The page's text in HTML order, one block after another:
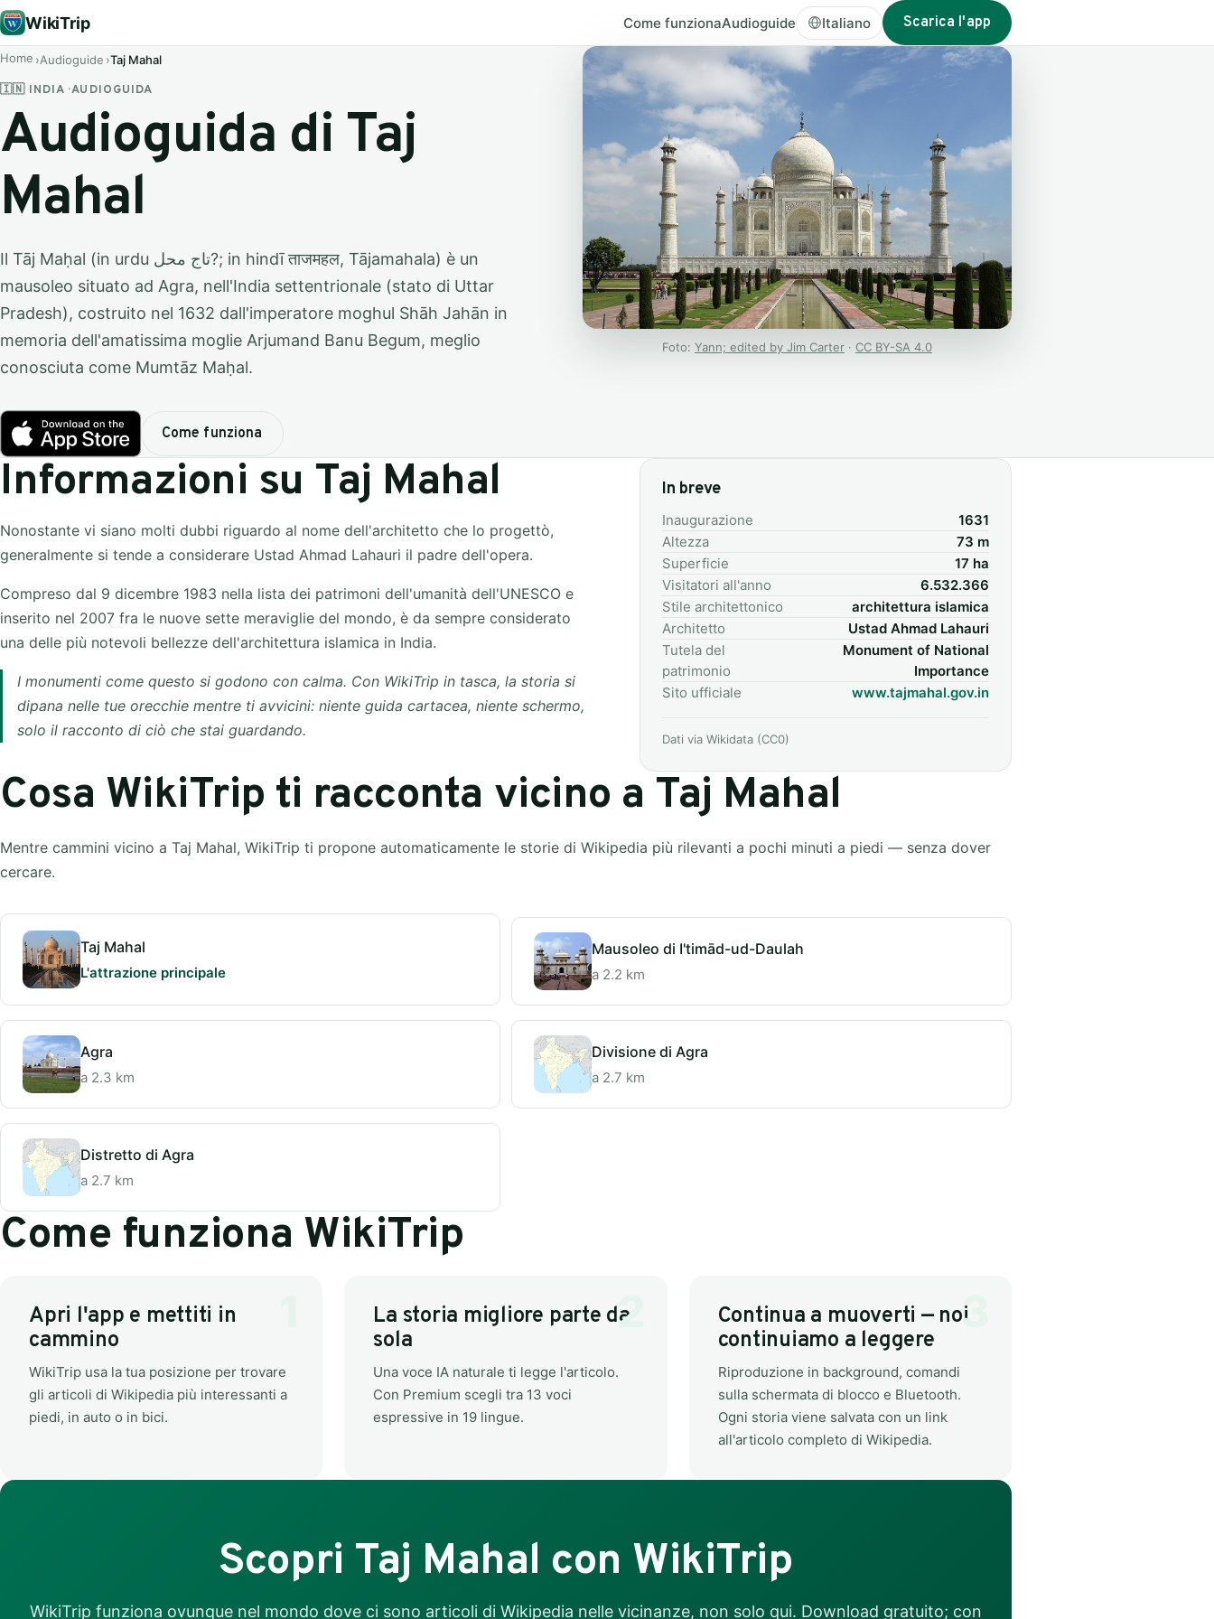
WikiTrip Come funzionaAudioguide Italiano Scarica l'app
Home Audioguide Taj Mahal
🇮🇳 INDIA · AUDIOGUIDA
Audioguida di Taj
Mahal
Il Tāj Maḥal (in urdu تاج محل‎?; in hindī ताजमहल, Tājamahala) è un
mausoleo situato ad Agra, nell'India settentrionale (stato di Uttar
Pradesh), costruito nel 1632 dall'imperatore moghul Shāh Jahān in
memoria dell'amatissima moglie Arjumand Banu Begum, meglio
conosciuta come Mumtāz Maḥal.
Come funziona
Foto: Yann; edited by Jim Carter· CC BY-SA 4.0
Informazioni su Taj Mahal
Nonostante vi siano molti dubbi riguardo al nome dell'architetto che lo progettò,
generalmente si tende a considerare Ustad Ahmad Lahauri il padre dell'opera.
Compreso dal 9 dicembre 1983 nella lista dei patrimoni dell'umanità dell'UNESCO e
inserito nel 2007 fra le nuove sette meraviglie del mondo, è da sempre considerato
una delle più notevoli bellezze dell'architettura islamica in India.
I monumenti come questo si godono con calma. Con WikiTrip in tasca, la storia si
dipana nelle tue orecchie mentre ti avvicini: niente guida cartacea, niente schermo,
solo il racconto di ciò che stai guardando.
In breve
Inaugurazione
1631
Altezza
73 m
Superficie
17 ha
Visitatori all'anno
6.532.366
Stile architettonico
architettura islamica
Architetto
Ustad Ahmad Lahauri
Tutela del
patrimonio
Monument of National
Importance
Sito ufficiale
www.tajmahal.gov.in
Dati via Wikidata (CC0)
Cosa WikiTrip ti racconta vicino a Taj Mahal
Mentre cammini vicino a Taj Mahal, WikiTrip ti propone automaticamente le storie di Wikipedia più rilevanti a pochi minuti a piedi — senza dover
cercare.
Taj Mahal
L'attrazione principale
Mausoleo di I'timād-ud-Daulah
a 2.2 km
Agra
a 2.3 km
Divisione di Agra
a 2.7 km
Distretto di Agra
a 2.7 km
Come funziona WikiTrip
Apri l'app e mettiti in
cammino
WikiTrip usa la tua posizione per trovare
gli articoli di Wikipedia più interessanti a
piedi, in auto o in bici.
La storia migliore parte da
sola
Una voce IA naturale ti legge l'articolo.
Con Premium scegli tra 13 voci
espressive in 19 lingue.
Continua a muoverti — noi
continuiamo a leggere
Riproduzione in background, comandi
sulla schermata di blocco e Bluetooth.
Ogni storia viene salvata con un link
all'articolo completo di Wikipedia.
Scopri Taj Mahal con WikiTrip
WikiTrip funziona ovunque nel mondo dove ci sono articoli di Wikipedia nelle vicinanze, non solo qui. Download gratuito; con